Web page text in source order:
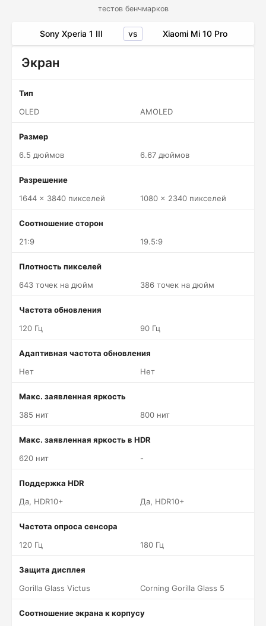
тестов бенчмарков
Sony Xperia 1 III vs Xiaomi Mi 10 Pro
Экран
Тип
OLED
AMOLED
Размер
6.5 дюймов
6.67 дюймов
Разрешение
1644 x 3840 пикселей
1080 x 2340 пикселей
Соотношение сторон
21:9
19.5:9
Плотность пикселей
643 точек на дюйм
386 точек на дюйм
Частота обновления
120 Гц
90 Гц
Адаптивная частота обновления
Нет
Нет
Макс. заявленная яркость
385 нит
800 нит
Макс. заявленная яркость в HDR
620 нит
-
Поддержка HDR
Да, HDR10+
Да, HDR10+
Частота опроса сенсора
120 Гц
180 Гц
Защита дисплея
Gorilla Glass Victus
Corning Gorilla Glass 5
Соотношение экрана к корпусу